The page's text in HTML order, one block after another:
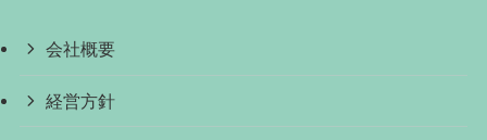
会社概要
経営方針